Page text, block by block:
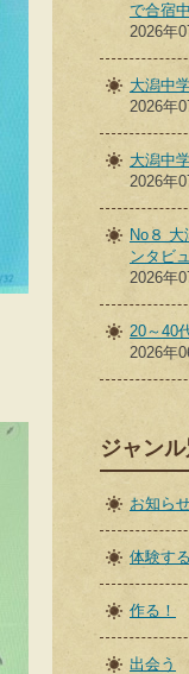
で合宿
2026年
大潟中
2026年
大潟中
2026年
No８
ンタビ
2026年
20～40
2026年
ジャン
お知ら
体験す
作る！
出会う